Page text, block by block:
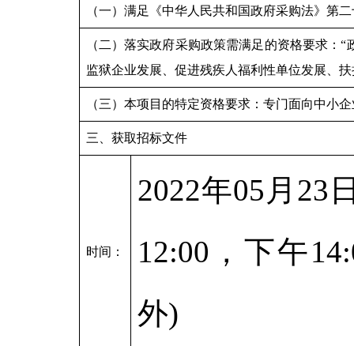
（一）满足《中华人民共和国政府采购法》第
（二）落实政府采购政策需满足的资格要求：
监狱企业发展、促进残疾人福利性单位发展、
（三）本项目的特定资格要求：专门面向中小
三、获取招标文件
时间：
2022年05月23
12:00，下午
外)